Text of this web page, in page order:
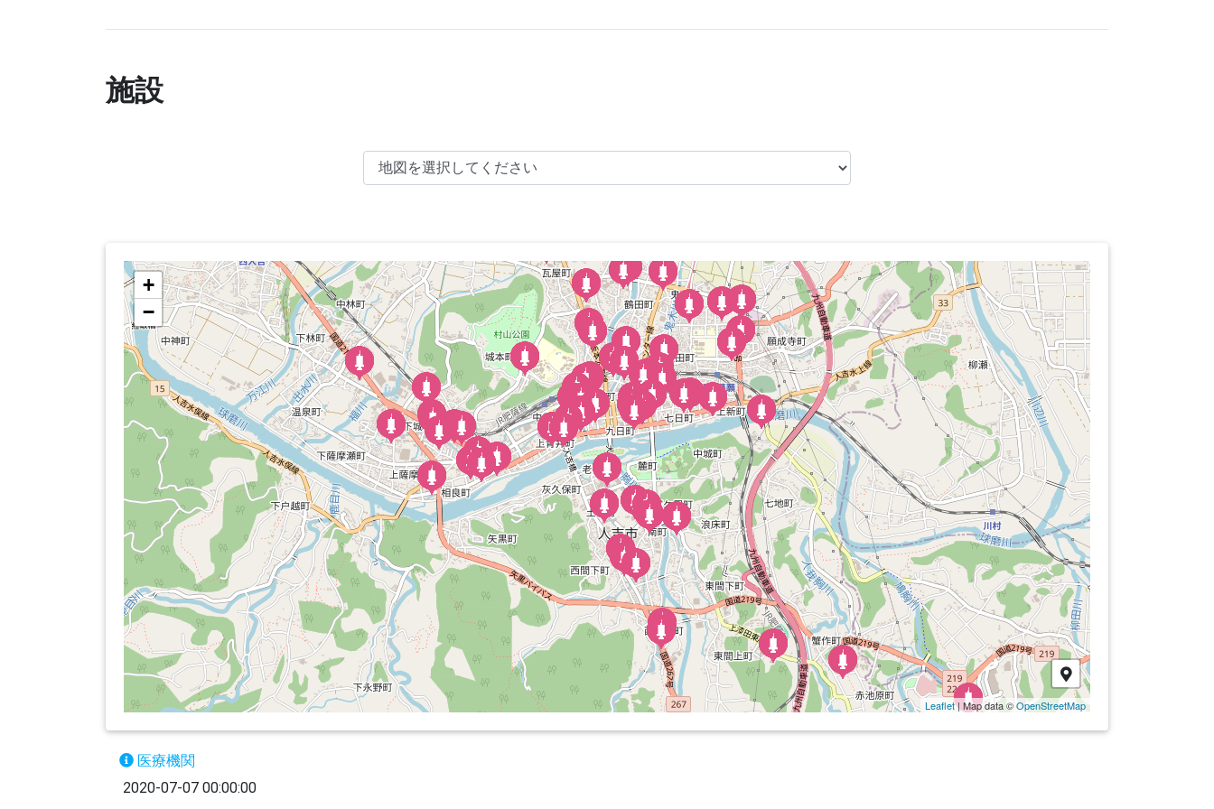
施設
+
−
Leaflet| Map data ©OpenStreetMap
医療機関
2020-07-07 00:00:00